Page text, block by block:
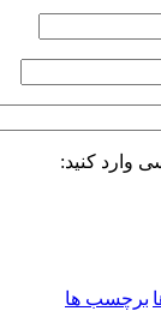
وارد کنید:
برچسب ها